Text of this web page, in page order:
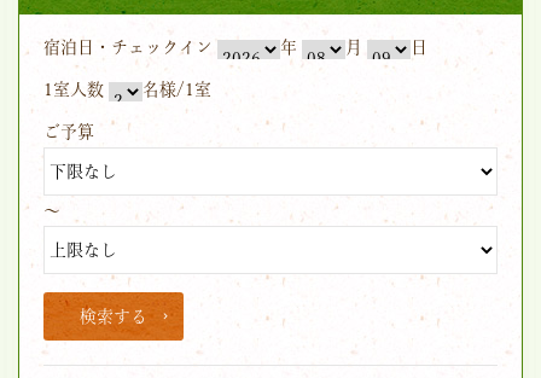
宿泊日・チェックイン 年 月 日
1室人数 名様/1室
ご予算
～
検索する